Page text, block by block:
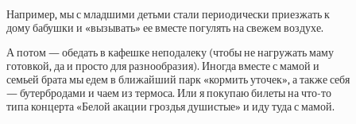
Например, мы с младшими детьми стали периодически приезжать к
дому бабушки и «вызывать» ее вместе погулять на свежем воздухе.
А потом — обедать в кафешке неподалеку (чтобы не нагружать маму
готовкой, да и просто для разнообразия). Иногда вместе с мамой и
семьей брата мы едем в ближайший парк «кормить уточек», а также себя
— бутербродами и чаем из термоса. Или я покупаю билеты на что-то
типа концерта «Белой акации гроздья душистые» и иду туда с мамой.